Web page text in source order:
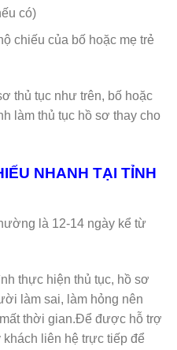
có)
chiếu của bố hoặc mẹ trẻ
thủ tục như trên, bố hoặc
làm thủ tục hồ sơ thay cho
NHANH TẠI TỈNH
là 12-14 ngày kể từ
thực hiện thủ tục, hồ sơ
làm sai, làm hỏng nên
thời gian.Để được hỗ trợ
khách liên hệ trực tiếp để